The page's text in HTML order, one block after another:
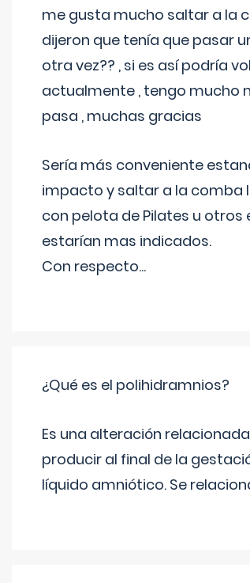
me gusta mucho saltar a la
dijeron que tenía que pasar
otra vez?? , si es así podría
actualmente , tengo mucho
pasa , muchas gracias
Sería más conveniente
impacto y saltar a la comba
con pelota de Pilates u otros
estarían mas indicados.
Con respecto...
¿Qué es el polihidramnios?
Es una alteración
producir al final de la
líquido amniótico. Se